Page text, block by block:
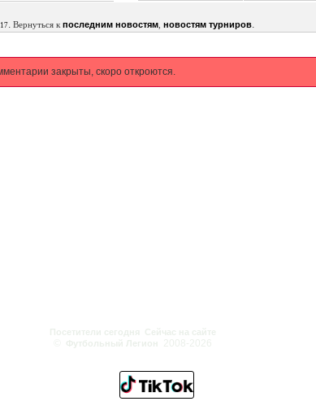
. Вернуться к последним новостям новостям турниров.
закрыты, скоро откроются.